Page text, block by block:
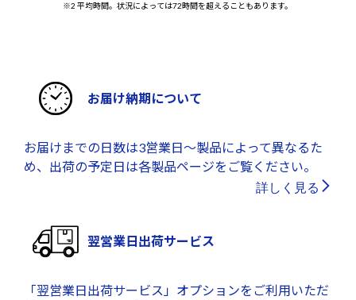
※2 平均時間。状況によっては72時間を超えることもあります。
お届け納期について
お届けまでの日数は3営業日～製品によって異なるた
め、出荷の予定日は各製品ページをご覧ください。
詳しく見る
翌営業日出荷サービス
「翌営業日出荷サービス」オプションをご利用いただ